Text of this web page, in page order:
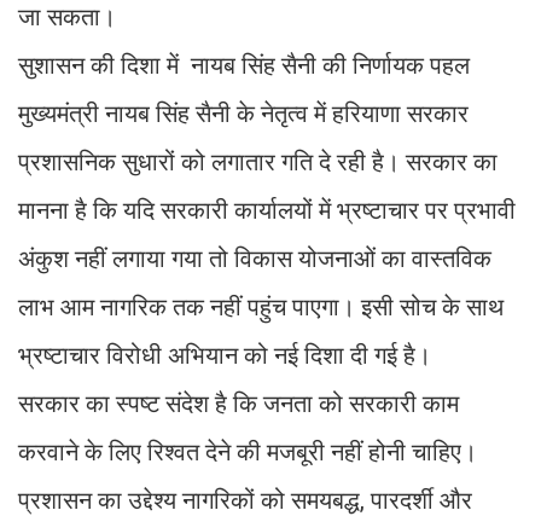
जा सकता।
सुशासन की दिशा में नायब सिंह सैनी की निर्णायक पहल
मुख्यमंत्री नायब सिंह सैनी के नेतृत्व में हरियाणा सरकार
प्रशासनिक सुधारों को लगातार गति दे रही है। सरकार का
मानना है कि यदि सरकारी कार्यालयों में भ्रष्टाचार पर प्रभावी
अंकुश नहीं लगाया गया तो विकास योजनाओं का वास्तविक
लाभ आम नागरिक तक नहीं पहुंच पाएगा। इसी सोच के साथ
भ्रष्टाचार विरोधी अभियान को नई दिशा दी गई है।
सरकार का स्पष्ट संदेश है कि जनता को सरकारी काम
करवाने के लिए रिश्वत देने की मजबूरी नहीं होनी चाहिए।
प्रशासन का उद्देश्य नागरिकों को समयबद्ध, पारदर्शी और